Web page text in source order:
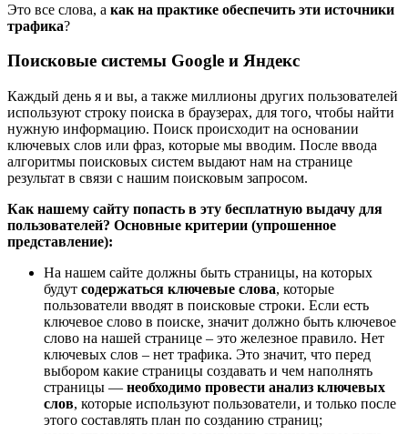
Это все слова, а как на практике обеспечить эти источники
трафика?
Поисковые системы Google и Яндекс
Каждый день я и вы, а также миллионы других пользователей
используют строку поиска в браузерах, для того, чтобы найти
нужную информацию. Поиск происходит на основании
ключевых слов или фраз, которые мы вводим. После ввода
алгоритмы поисковых систем выдают нам на странице
результат в связи с нашим поисковым запросом.
Как нашему сайту попасть в эту бесплатную выдачу для
пользователей? Основные критерии (упрошенное
представление):
На нашем сайте должны быть страницы, на которых
будут содержаться ключевые слова, которые
пользователи вводят в поисковые строки. Если есть
ключевое слово в поиске, значит должно быть ключевое
слово на нашей странице – это железное правило. Нет
ключевых слов – нет трафика. Это значит, что перед
выбором какие страницы создавать и чем наполнять
страницы — необходимо провести анализ ключевых
слов, которые используют пользователи, и только после
этого составлять план по созданию страниц;